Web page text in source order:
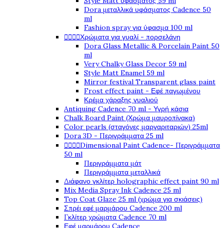
Dora μεταλλικά υφάσματος Cadence 50
ml
Fashion spray για ύφασμα 100 ml
Χρώματα για γυαλί - πορσελάνη
Dora Glass Metallic & Porcelain Paint 50
ml
Very Chalky Glass Decor 59 ml
Style Matt Enamel 59 ml
Mirror festival Transparent glass paint
Frost effect paint - Εφέ παγωμένου
Κρέμα χάραξης γυαλιού
Antiquing Cadence 70 ml - Υγρή κάσια
Chalk Board Paint (Χρώμα μαυροπίνακα)
Color pearls (σταγόνες μαργαριταριών) 25ml
Dora 3D - Περιγράμματα 25 ml
Dimensional Paint Cadence- Περιγράμματα
50 ml
Περιγράμματα μάτ
Περιγράμματα μεταλλικά
Διάφανο γκλίτερ holographic effect paint 90 ml
Mix Media Spray Ink Cadence 25 ml
Top Coat Glaze 25 ml (χρώμα για σκιάσεις)
Σπρέι εφέ μαρμάρου Cadence 200 ml
Γκλίτερ χρώματα Cadence 70 ml
Εφέ μαρμάρου Cadence